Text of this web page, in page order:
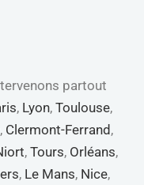
partout
, Lyon, Toulouse,
, Clermont-Ferrand ,
, Tours, Orléans,
, Le Mans, Nice,